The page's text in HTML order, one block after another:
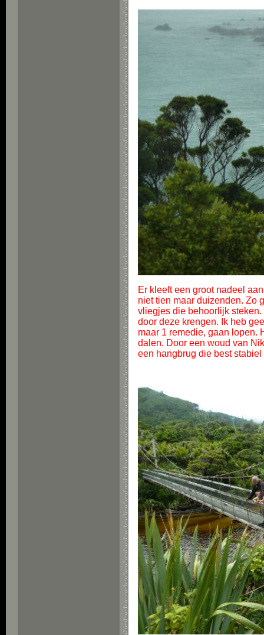
Er kleeft een groot nadeel
niet tien maar duizenden. Zo
vliegjes die behoorlijk
door deze krengen. Ik heb
maar 1 remedie, gaan lopen.
dalen. Door een woud van
een hangbrug die best